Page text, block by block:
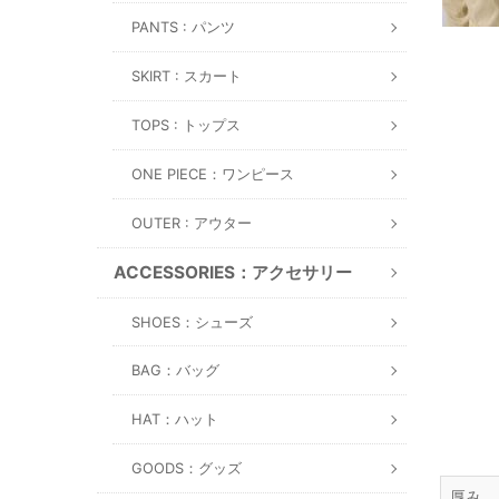
PANTS : パンツ
SKIRT : スカート
TOPS : トップス
ONE PIECE：ワンピース
OUTER : アウター
ACCESSORIES：アクセサリー
SHOES：シューズ
BAG：バッグ
HAT：ハット
GOODS：グッズ